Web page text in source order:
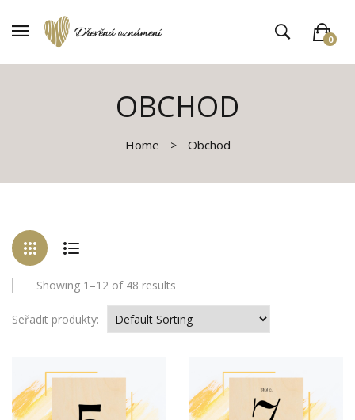
0
OBCHOD
Home Obchod
Showing 1–12 of 48 results
Seřadit produkty: